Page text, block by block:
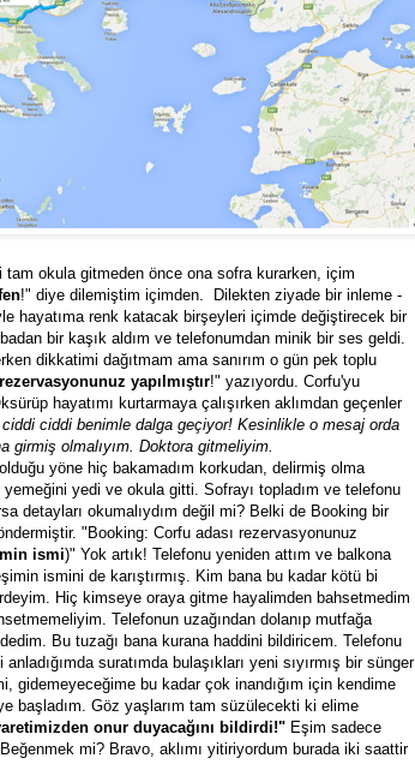
okula gitmeden önce ona sofra kurarken, içim
!" diye dilemiştim içimden. Dilekten ziyade bir inleme -
hayatıma renk katacak birşeyleri içimde değiştirecek bir
bir kaşık aldım ve telefonumdan minik bir ses geldi.
dikkatimi dağıtmam ama sanırım o gün pek toplu
yapılmıştır!" yazıyordu. Corfu'yu
hayatımı kurtarmaya çalışırken aklımdan geçenler
ciddi benimle dalga geçiyor! Kesinlikle o mesaj orda
girmiş olmalıyım. Doktora gitmeliyim.
yöne hiç bakamadım korkudan, delirmiş olma
yedi ve okula gitti. Sofrayı topladım ve telefonu
detayları okumalıydım değil mi? Belki de Booking bir
"Booking: Corfu adası rezervasyonunuz
ismi)" Yok artık! Telefonu yeniden attım ve balkona
ismini de karıştırmış. Kim bana bu kadar kötü bi
Hiç kimseye oraya gitme hayalimden bahsetmedim
Telefonun uzağından dolanıp mutfağa
Bu tuzağı bana kurana haddini bildiricem. Telefonu
suratımda bulaşıkları yeni sıyırmış bir sünger
gidemeyeceğime bu kadar çok inandığım için kendime
başladım. Göz yaşlarım tam süzülecekti ki elime
onur duyacağını bildirdi!" Eşim sadece
mi? Bravo, aklımı yitiriyordum burada iki saattir